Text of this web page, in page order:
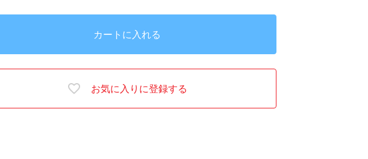
カートに入れる
お気に入りに登録する